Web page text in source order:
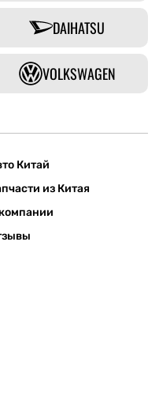
DAIHATSU
VOLKSWAGEN
Китай
из Китая